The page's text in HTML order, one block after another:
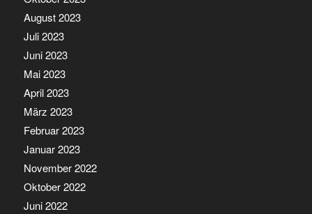
August 2023
Juli 2023
Juni 2023
Mai 2023
April 2023
März 2023
Februar 2023
Januar 2023
November 2022
Oktober 2022
Juni 2022